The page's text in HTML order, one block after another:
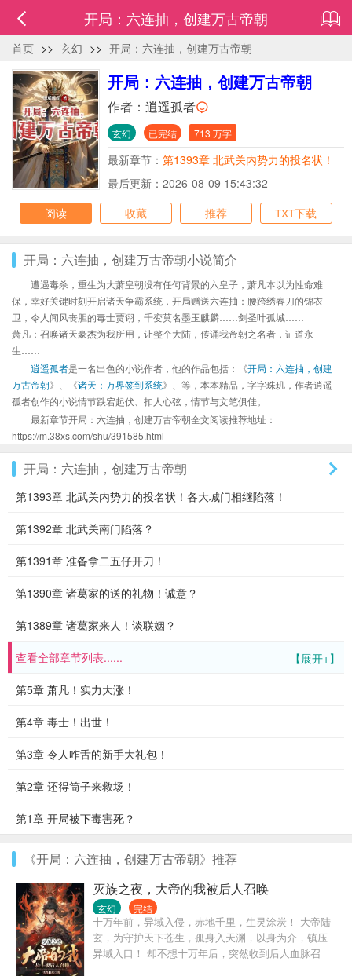
开局：六连抽，创建万古帝朝
首页 >> 玄幻 >> 开局：六连抽，创建万古帝朝
开局：六连抽，创建万古帝朝
作者： 逍遥孤者
玄幻 已完结 713 万字
最新章节： 第1393章 北武关内势力的投名状！
各大城门相继陷落！
最后更新：2026-08-09 15:43:32
阅读
收藏 推荐 TXT下载
开局：六连抽，创建万古帝朝小说简介
遭遇毒杀，重生为大萧皇朝没有任何背景的六皇子，萧凡本以为性命难
保，幸好关键时刻开启诸天争霸系统，开局赠送六连抽：腰跨绣春刀的锦衣
卫，令人闻风丧胆的毒士贾诩，千变莫名墨玉麒麟……剑圣叶孤城……
萧凡：召唤诸天豪杰为我所用，让整个大陆，传诵我帝朝之名者，证道永
生……
逍遥孤者是一名出色的小说作者，他的作品包括：《开局：六连抽，创建
万古帝朝》、《诸天：万界签到系统》、等，本本精品，字字珠玑，作者逍遥
孤者创作的小说情节跌宕起伏、扣人心弦，情节与文笔俱佳。
最新章节开局：六连抽，创建万古帝朝全文阅读推荐地址：
https://m.38xs.com/shu/391585.html
开局：六连抽，创建万古帝朝
第1393章 北武关内势力的投名状！各大城门相继陷落！
第1392章 北武关南门陷落？
第1391章 准备拿二五仔开刀！
第1390章 诸葛家的送的礼物！诚意？
第1389章 诸葛家来人！谈联姻？
【展开+】
查看全部章节列表......
第5章 萧凡！实力大涨！
第4章 毒士！出世！
第3章 令人咋舌的新手大礼包！
第2章 还得筒子来救场！
第1章 开局被下毒害死？
《开局：六连抽，创建万古帝朝》推荐
灭族之夜，大帝的我被后人召唤
玄幻 完结
十万年前，异域入侵，赤地千里，生灵涂炭！ 大帝陆
玄，为守护天下苍生，孤身入天渊，以身为介，镇压
异域入口！ 却不想十万年后，突然收到后人血脉召